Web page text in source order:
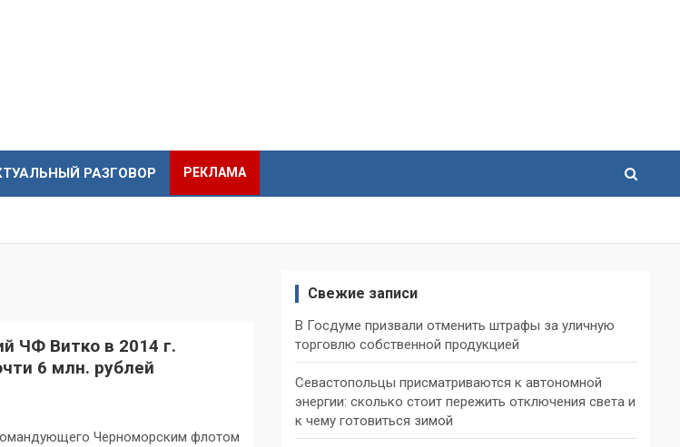
РАЗГОВОР РЕКЛАМА
ЧФ Витко в 2014 г.
6 млн. рублей
Черноморским флотом
Свежие записи
В Госдуме призвали отменить штрафы за уличную
торговлю собственной продукцией
Севастопольцы присматриваются к автономной
энергии: сколько стоит пережить отключения света и
к чему готовиться зимой